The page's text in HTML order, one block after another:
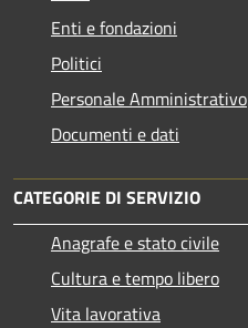
Enti e fondazioni
Politici
Personale Amministrativo
Documenti e dati
CATEGORIE DI SERVIZIO
Anagrafe e stato civile
Cultura e tempo libero
Vita lavorativa